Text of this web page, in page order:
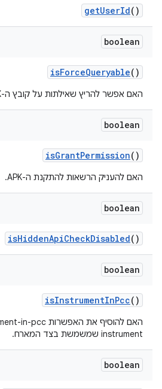
getUserId()
boolean
isForceQueryable()
האם אפשר להריץ שאילתות על קובץ ה-APK שרוצים להתקין.
boolean
isGrantPermission()
האם להעניק הרשאות להתקנת ה-APK.
boolean
isHiddenApiCheckDisabled()
boolean
isInstrumentInPcc()
instrument שמשמשת בצד המארח.
boolean